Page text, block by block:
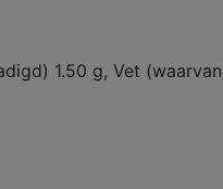
1.50 g, Vet